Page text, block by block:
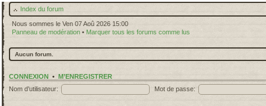
Index du forum
Nous sommes le Ven 07 Aoû 2026 15:00
Panneau de modération • Marquer tous les forums comme lus
Aucun forum.
CONNEXION • M’ENREGISTRER
Nom d’utilisateur:
Mot de passe: